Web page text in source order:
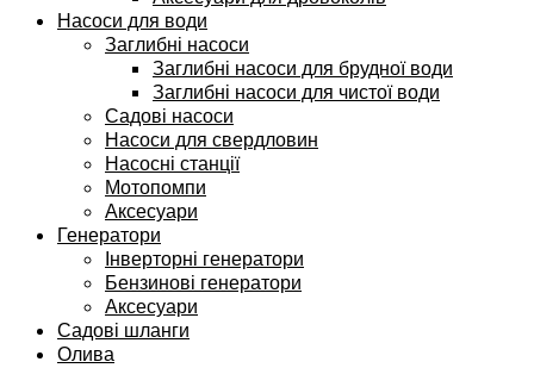
Насоси для води
Заглибні насоси
Заглибні насоси для брудної води
Заглибні насоси для чистої води
Садові насоси
Насоси для свердловин
Насосні станції
Мотопомпи
Аксесуари
Генератори
Інверторні генератори
Бензинові генератори
Аксесуари
Садові шланги
Олива